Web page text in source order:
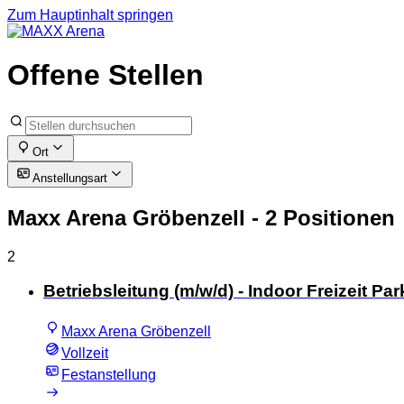
Zum Hauptinhalt springen
Offene Stellen
Ort
Anstellungsart
Maxx Arena Gröbenzell - 2 Positionen
2
Betriebsleitung (m/w/d) - Indoor Freizeit
Maxx Arena Gröbenzell
Vollzeit
Festanstellung